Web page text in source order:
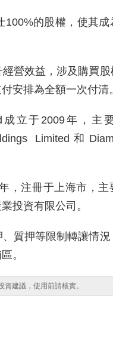
的股權，使其成
營效益，涉及購買
安排為全額一次付清。
成立于2009年，主
Limited和
，注冊于上海市，主
投資有限公司。
質押等限制轉讓情
。
建議，使用前請核實。